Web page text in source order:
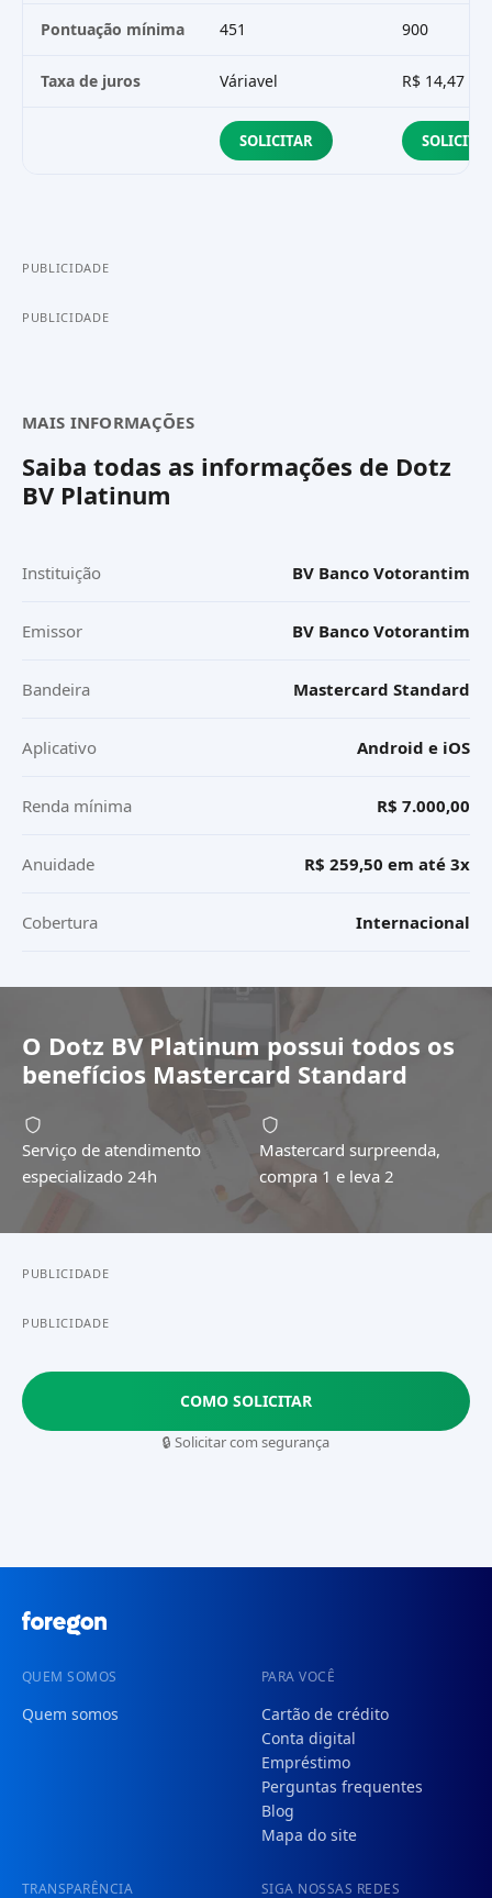
Pontuação mínima 451 900
Taxa de juros Váriavel R$ 14,47
SOLICITAR
PUBLICIDADE
PUBLICIDADE
MAIS INFORMAÇÕES
Saiba todas as informações de Dotz
BV Platinum
Instituição BV Banco Votorantim
Emissor BV Banco Votorantim
Bandeira Mastercard Standard
Aplicativo Android e iOS
Renda mínima R$ 7.000,00
Anuidade R$ 259,50 em até 3x
Cobertura Internacional
O Dotz BV Platinum possui todos os
benefícios Mastercard Standard
Serviço de atendimento
especializado 24h
Mastercard surpreenda,
compra 1 e leva 2
PUBLICIDADE
PUBLICIDADE
COMO SOLICITAR
🔒 Solicitar com segurança
QUEM SOMOS
Quem somos
PARA VOCÊ
Cartão de crédito
Conta digital
Empréstimo
Perguntas frequentes
Blog
Mapa do site
TRANSPARÊNCIA SIGA NOSSAS REDES